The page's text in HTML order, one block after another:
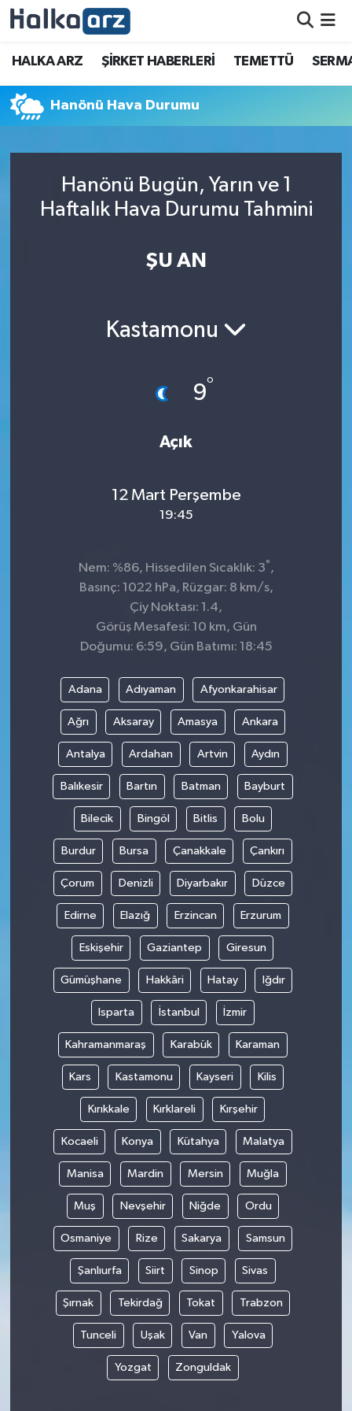
HALKA ARZ ŞİRKET HABERLERİ TEMETTÜ
Hanönü Hava Durumu
Hanönü Bugün, Yarın ve 1
Haftalık Hava Durumu Tahmini
ŞU AN
Kastamonu
9°
Açık
12 Mart Perşembe
19:45
Nem: %86, Hissedilen Sıcaklık: 3°,
Basınç: 1022 hPa, Rüzgar: 8 km/s,
Çiy Noktası: 1.4,
Görüş Mesafesi: 10 km, Gün
Doğumu: 6:59, Gün Batımı: 18:45
Adana Adıyaman Afyonkarahisar
Ağrı Aksaray Amasya Ankara
Antalya Ardahan Artvin Aydın
Balıkesir Bartın Batman Bayburt
Bilecik Bingöl Bitlis Bolu
Burdur Bursa Çanakkale Çankırı
Çorum Denizli Diyarbakır Düzce
Edirne Elazığ Erzincan Erzurum
Eskişehir Gaziantep Giresun
Gümüşhane Hakkâri Hatay Iğdır
Isparta İstanbul İzmir
Kahramanmaraş Karabük Karaman
Kars Kastamonu Kayseri Kilis
Kırıkkale Kırklareli Kırşehir
Kocaeli Konya Kütahya Malatya
Manisa Mardin Mersin Muğla
Muş Nevşehir Niğde Ordu
Osmaniye Rize Sakarya Samsun
Şanlıurfa Siirt Sinop Sivas
Şırnak Tekirdağ Tokat Trabzon
Tunceli Uşak Van Yalova
Yozgat Zonguldak
HALKA ARZ
SERMAYE ARTIRIMI
TEMETTÜ
İletişim